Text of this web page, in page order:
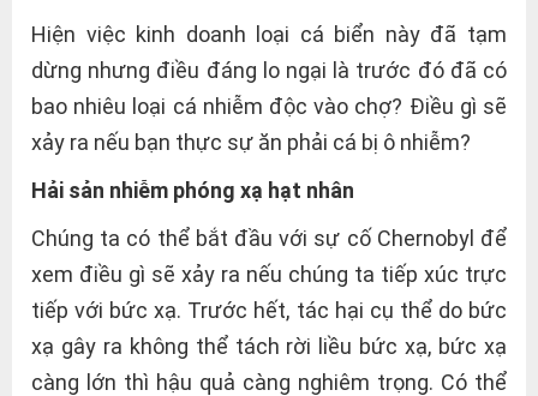
Hiện việc kinh doanh loại cá biển này đã tạm
dừng nhưng điều đáng lo ngại là trước đó đã có
bao nhiêu loại cá nhiễm độc vào chợ? Điều gì sẽ
xảy ra nếu bạn thực sự ăn phải cá bị ô nhiễm?
Hải sản nhiễm phóng xạ hạt nhân
Chúng ta có thể bắt đầu với sự cố Chernobyl để
xem điều gì sẽ xảy ra nếu chúng ta tiếp xúc trực
tiếp với bức xạ. Trước hết, tác hại cụ thể do bức
xạ gây ra không thể tách rời liều bức xạ, bức xạ
càng lớn thì hậu quả càng nghiêm trọng. Có thể